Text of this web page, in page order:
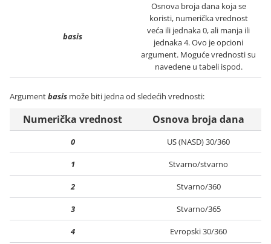
basis
Osnova broja dana koja se
koristi, numerička vrednost
veća ili jednaka 0, ali manja ili
jednaka 4. Ovo je opcioni
argument. Moguće vrednosti su
navedene u tabeli ispod.
Argumentbasis može biti jedna od sledećih vrednosti:
Numerička vrednost Osnova broja dana
0 US (NASD) 30/360
1 Stvarno/stvarno
2 Stvarno/360
3 Stvarno/365
4 Evropski 30/360